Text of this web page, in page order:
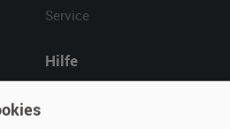
Service
Hilfe